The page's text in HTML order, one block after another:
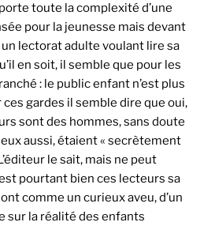
toute la complexité d’une
pour la jeunesse mais devant
lectorat adulte voulant lire sa
en soit, il semble que pour les
: le public enfant n’est plus
gardes il semble dire que oui,
sont des hommes, sans doute
aussi, étaient « secrètement
le sait, mais ne peut
pourtant bien ces lecteurs sa
comme un curieux aveu, d’un
sur la réalité des enfants